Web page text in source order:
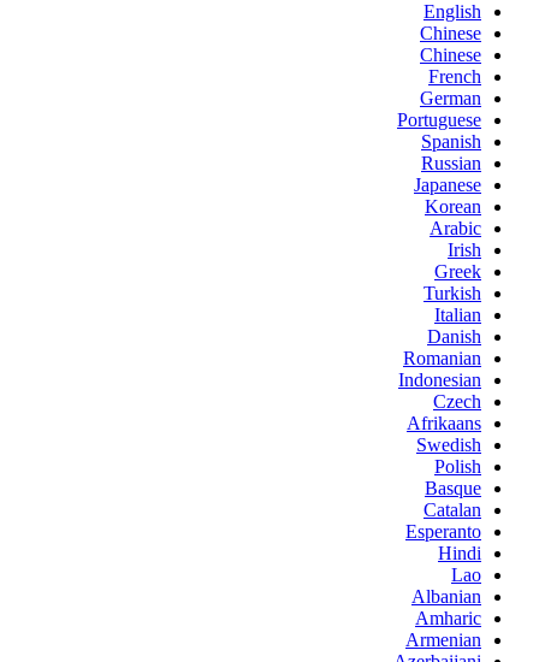
English
Chinese
Chinese
French
German
Portuguese
Spanish
Russian
Japanese
Korean
Arabic
Irish
Greek
Turkish
Italian
Danish
Romanian
Indonesian
Czech
Afrikaans
Swedish
Polish
Basque
Catalan
Esperanto
Hindi
Lao
Albanian
Amharic
Armenian